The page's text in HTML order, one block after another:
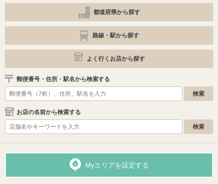
都道府県から探す
路線・駅から探す
よく行くお店から探す
郵便番号・住所・駅名から検索する
お店の名前から検索する
Myエリアを設定する